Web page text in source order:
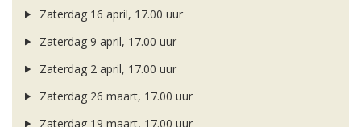
Zaterdag 16 april, 17.00 uur
Zaterdag 9 april, 17.00 uur
Zaterdag 2 april, 17.00 uur
Zaterdag 26 maart, 17.00 uur
Zaterdag 19 maart, 17.00 uur